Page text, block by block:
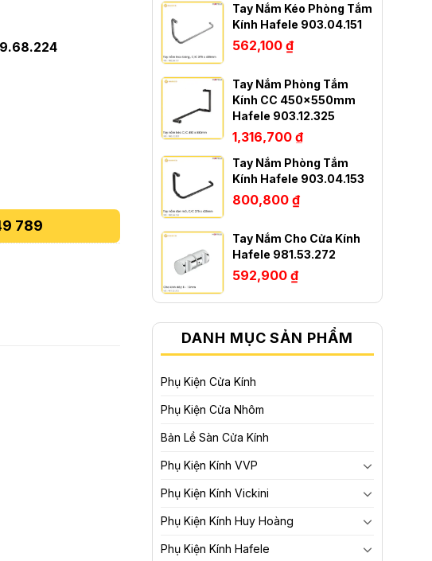
Tay Nắm Kéo Phòng Tắm
Kính Hafele 903.04.151
562,100 ₫
Tay Nắm Phòng Tắm
Kính CC 450x550mm
Hafele 903.12.325
1,316,700 ₫
Tay Nắm Phòng Tắm
Kính Hafele 903.04.153
800,800 ₫
Tay Nắm Cho Cửa Kính
Hafele 981.53.272
592,900 ₫
DANH MỤC SẢN PHẨM
Phụ Kiện Cửa Kính
Phụ Kiện Cửa Nhôm
Bản Lề Sàn Cửa Kính
Phụ Kiện Kính VVP
Phụ Kiện Kính Vickini
Phụ Kiện Kính Huy Hoàng
Phụ Kiện Kính Hafele
số lượng
789